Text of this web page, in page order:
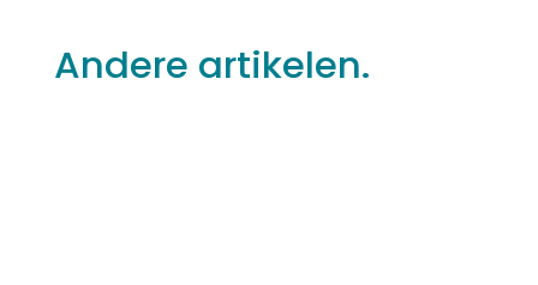
Andere artikelen.